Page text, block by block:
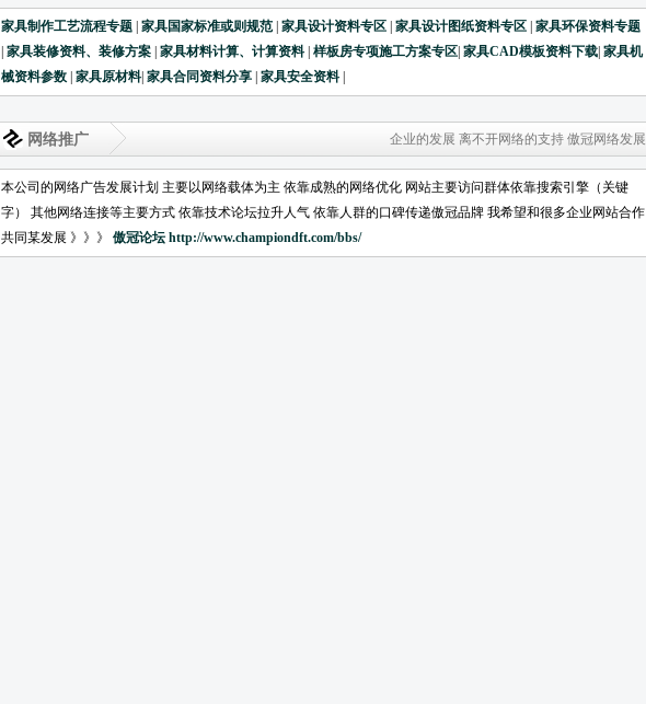
家具制作工艺流程专题 家具国家标准或则规范 家具设计资料专区 家具设计图纸资料专区 家具环保资料专题
家具装修资料、装修方案 家具材料计算、计算资料 样板房专项施工方案专区 家具CAD模板资料下载 家具机
械资料参数 家具原材料 家具合同资料分享 家具安全资料
网络推广 企业的发展 离不开网络的支持 傲冠网络发展
本公司的网络广告发展计划 主要以网络载体为主 依靠成熟的网络优化 网站主要访问群体依靠搜索引擎（关键
字） 其他网络连接等主要方式 依靠技术论坛拉升人气 依靠人群的口碑传递傲冠品牌 我希望和很多企业网站合作
共同某发展 》》》 傲冠论坛 http://www.championdft.com/bbs/